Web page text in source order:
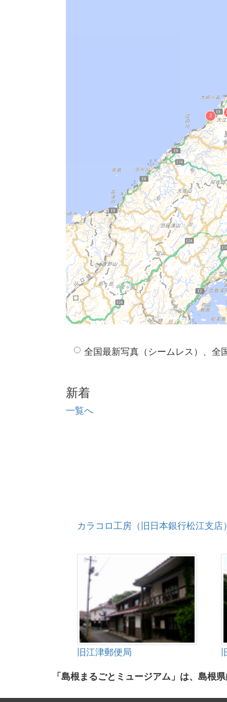
全国最新写真（シームレス）、全
新着
一覧へ
カラコロ工房（旧日本銀行松江支店
旧江津郵便局
「島根まるごとミュージアム」は、島根